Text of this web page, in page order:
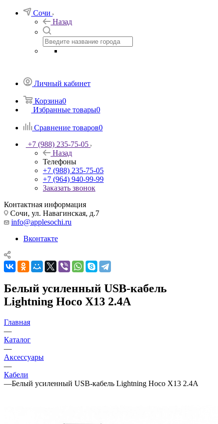
Сочи
Назад
Личный кабинет
Корзина0
Избранные товары0
Сравнение товаров0
+7 (988) 235-75-05
Назад
Телефоны
+7 (988) 235-75-05
+7 (964) 940-99-99
Заказать звонок
Контактная информация
Сочи, ул. Навагинская, д.7
info@applesochi.ru
Вконтакте
Белый усиленный USB-кабель
Lightning Hoco X13 2.4A
Главная
—
Каталог
—
Аксессуары
—
Кабели
—Белый усиленный USB-кабель Lightning Hoco X13 2.4A